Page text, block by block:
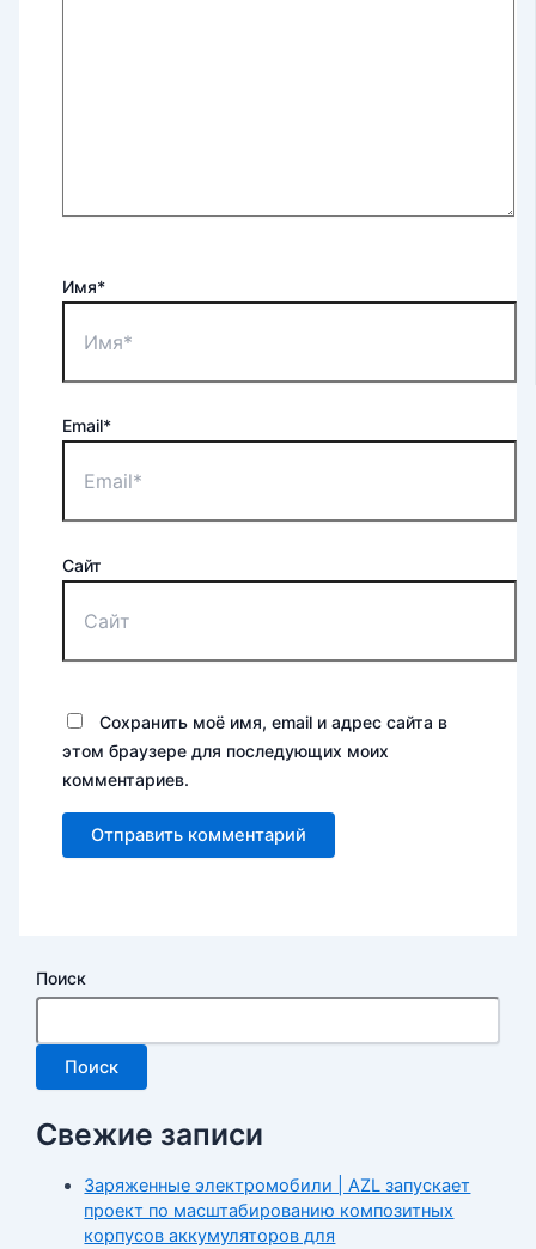
Имя*
Email*
Сайт
Сохранить моё имя, email и адрес сайта в
этом браузере для последующих моих
комментариев.
Поиск
Поиск
Свежие записи
Заряженные электромобили | AZL запускает
проект по масштабированию композитных
корпусов аккумуляторов для